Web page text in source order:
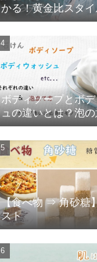
かる！黄金比スタ
ボディソープとボ
ュの違いとは？泡
方
【食べ物 ⇒ 角砂糖
スト